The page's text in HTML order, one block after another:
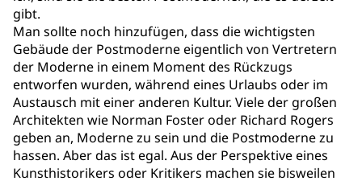
gibt.
Man sollte noch hinzufügen, dass die wichtigsten
Gebäude der Postmoderne eigentlich von Vertretern
der Moderne in einem Moment des Rückzugs
entworfen wurden, während eines Urlaubs oder im
Austausch mit einer anderen Kultur. Viele der großen
Architekten wie Norman Foster oder Richard Rogers
geben an, Moderne zu sein und die Postmoderne zu
hassen. Aber das ist egal. Aus der Perspektive eines
Kunsthistorikers oder Kritikers machen sie bisweilen